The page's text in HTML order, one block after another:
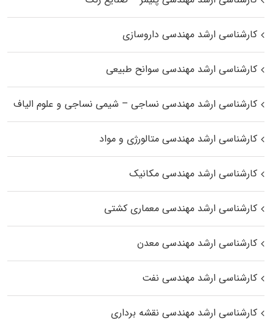
کارشناسی ارشد مهندسی داروسازی
کارشناسی ارشد مهندسی سوانح طبیعی
کارشناسی ارشد مهندسی نساجی – شیمی نساجی و علوم الیاف
کارشناسی ارشد مهندسی متالورژی و مواد
کارشناسی ارشد مهندسی مکانیک
کارشناسی ارشد مهندسی معماری کشتی
کارشناسی ارشد مهندسی معدن
کارشناسی ارشد مهندسی نفت
کارشناسی ارشد مهندسی نقشه برداری